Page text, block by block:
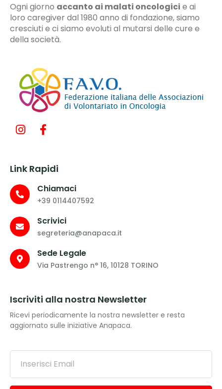
Ogni giorno accanto ai malati oncologici e ai
loro caregiver dal 1980 anno di fondazione, siamo
cresciuti e ci siamo evoluti al mutarsi delle cure e
della società.
Link Rapidi
Chiamaci
+39 0114407592
Scrivici
segreteria@anapaca.it
Sede Legale
Via Pastrengo n° 16, 10128 TORINO
Iscriviti alla nostra Newsletter
Ricevi periodicamente la nostra newsletter e resta
aggiornato sulle iniziative Anapaca.